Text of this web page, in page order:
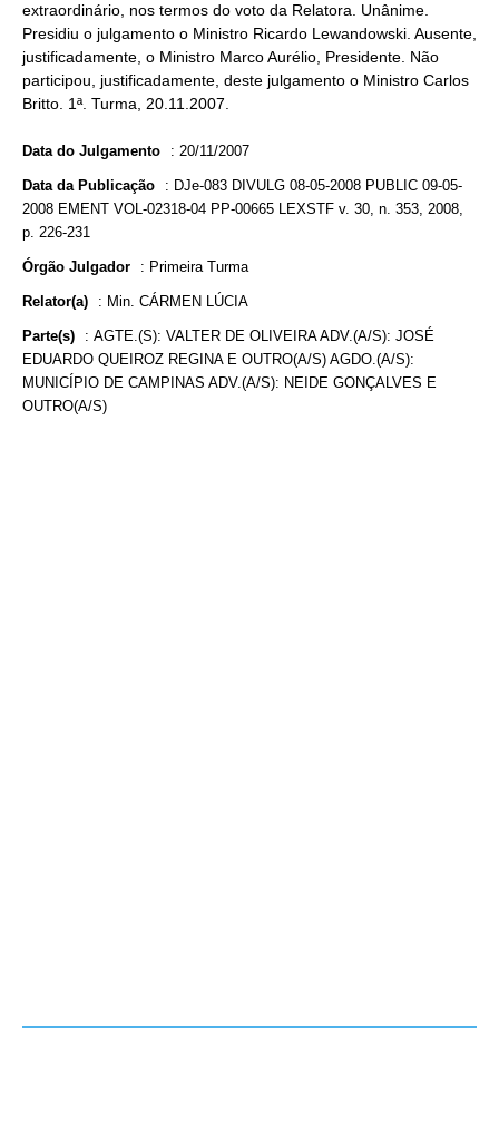
extraordinário, nos termos do voto da Relatora. Unânime.
Presidiu o julgamento o Ministro Ricardo Lewandowski. Ausente,
justificadamente, o Ministro Marco Aurélio, Presidente. Não
participou, justificadamente, deste julgamento o Ministro Carlos
Britto. 1ª. Turma, 20.11.2007.
Data do Julgamento : 20/11/2007
Data da Publicação : DJe-083 DIVULG 08-05-2008 PUBLIC 09-05-
2008 EMENT VOL-02318-04 PP-00665 LEXSTF v. 30, n. 353, 2008,
p. 226-231
Órgão Julgador : Primeira Turma
Relator(a) : Min. CÁRMEN LÚCIA
Parte(s) : AGTE.(S): VALTER DE OLIVEIRA ADV.(A/S): JOSÉ
EDUARDO QUEIROZ REGINA E OUTRO(A/S) AGDO.(A/S):
MUNICÍPIO DE CAMPINAS ADV.(A/S): NEIDE GONÇALVES E
OUTRO(A/S)